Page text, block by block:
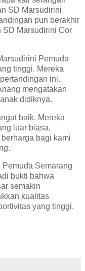
SD Marsudirini
pun berakhir
SD Marsudirini Cor
Pemuda
tinggi. Mereka
ini.
mengatakan
didiknya.
baik. Mereka
luar biasa.
bagi kami
Semarang
bukti bahwa
semakin
kualitas
yang tinggi.